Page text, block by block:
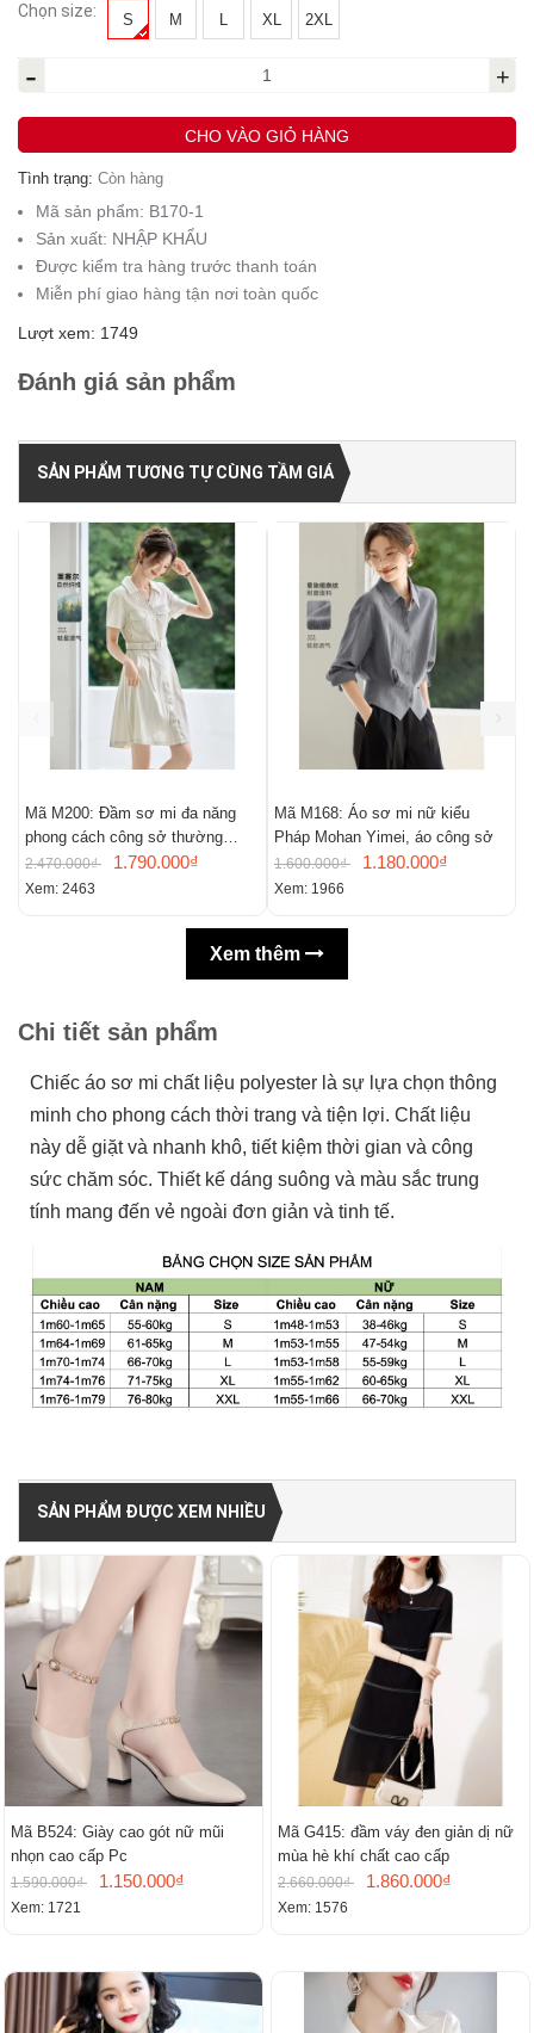
Chọn size: S M L XL 2XL
- +
CHO VÀO GIỎ HÀNG
Tình trạng: Còn hàng
Mã sản phẩm: B170-1
Sản xuất: NHẬP KHẨU
Được kiểm tra hàng trước thanh toán
Miễn phí giao hàng tận nơi toàn quốc
Lượt xem: 1749
Đánh giá sản phẩm
SẢN PHẨM TƯƠNG TỰ CÙNG TẦM GIÁ
Mã M200: Đầm sơ mi đa năng
phong cách công sở thường
ngày
2.470.000₫ 1.790.000₫
Xem: 2463
Mã M168: Áo sơ mi nữ kiểu
Pháp Mohan Yimei, áo công sở
1.600.000₫ 1.180.000₫
Xem: 1966
Xem thêm
Chi tiết sản phẩm
Chiếc áo sơ mi chất liệu polyester là sự lựa chọn thông
minh cho phong cách thời trang và tiện lợi. Chất liệu
này dễ giặt và nhanh khô, tiết kiệm thời gian và công
sức chăm sóc. Thiết kế dáng suông và màu sắc trung
tính mang đến vẻ ngoài đơn giản và tinh tế.
SẢN PHẨM ĐƯỢC XEM NHIỀU
Mã B524: Giày cao gót nữ mũi
nhọn cao cấp Pc
1.590.000₫ 1.150.000₫
Xem: 1721
Mã G415: đầm váy đen giản dị nữ
mùa hè khí chất cao cấp
2.660.000₫ 1.860.000₫
Xem: 1576